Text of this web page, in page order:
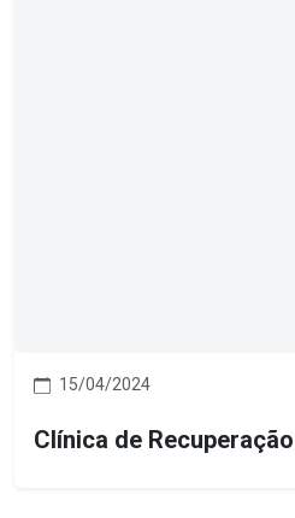
15/04/2024
Clínica de